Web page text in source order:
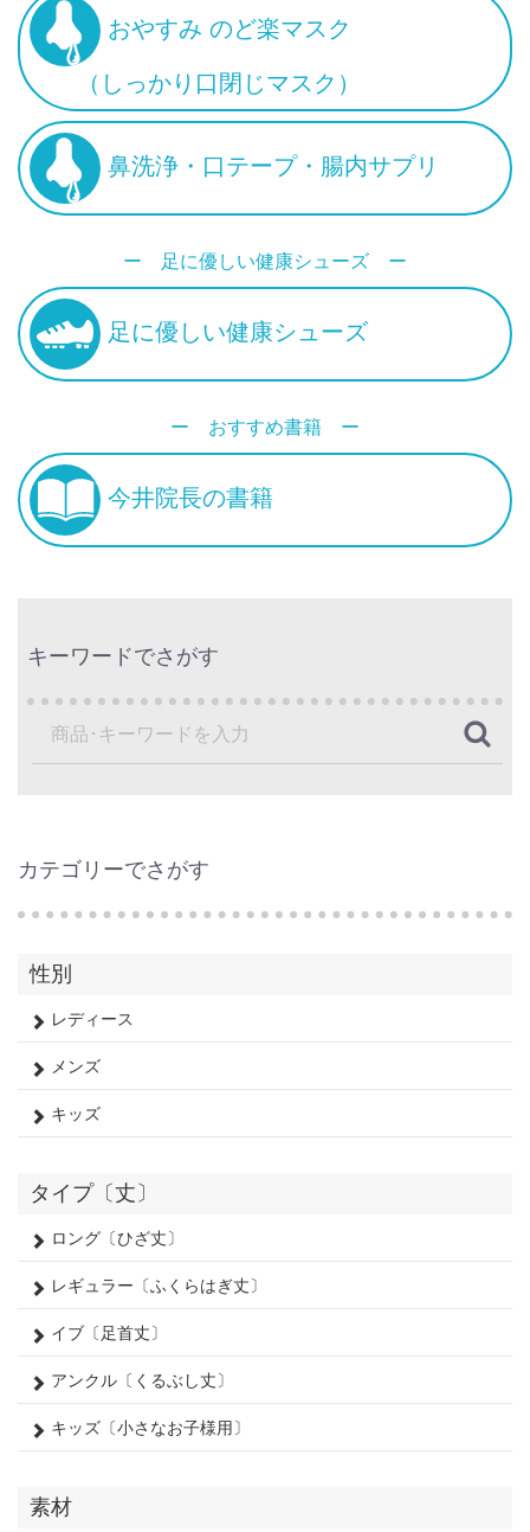
おやすみ のど楽マスク
（しっかり口閉じマスク）
鼻洗浄・口テープ・腸内サプリ
ー 足に優しい健康シューズ ー
足に優しい健康シューズ
ー おすすめ書籍 ー
今井院長の書籍
キーワードでさがす
カテゴリーでさがす
性別
レディース
メンズ
キッズ
タイプ〔丈〕
ロング〔ひざ丈〕
レギュラー〔ふくらはぎ丈〕
イブ〔足首丈〕
アンクル〔くるぶし丈〕
キッズ〔小さなお子様用〕
素材